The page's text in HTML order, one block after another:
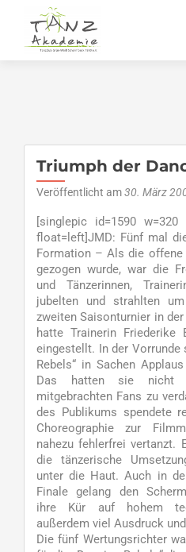
Triumph der
Veröffentlicht am30. März
[singlepic id=1590 w=320
float=left]JMD: Fünf mal
Formation – Als die offene
gezogen wurde, war die
und Tänzerinnen,
jubelten und strahlten
zweiten Saisonturnier in
hatte Trainerin
eingestellt. In der Vorrunde
Rebels“ in Sachen
Das hatten sie nicht
mitgebrachten Fans zu
des Publikums spendete
Choreographie zur
nahezu fehlerfrei vertanzt.
die tänzerische
unter die Haut. Auch in
Finale gelang den
ihre Kür auf hohem
außerdem viel Ausdruck
Die fünf Wertungsrichter